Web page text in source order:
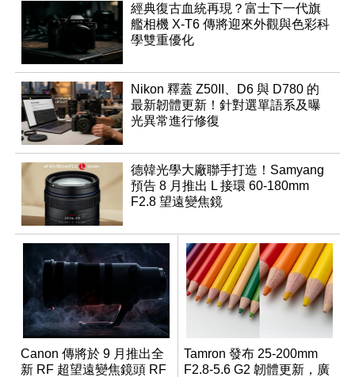
經典復古血統再現？富士下一代旗
艦相機 X-T6 傳將迎來外觀與色彩科
學雙重優化
Nikon 釋蓋 Z50II、D6 與 D780 的
最新韌體更新！針對選單語系及曝
光異常進行修復
德韓光學大廠聯手打造！Samyang
預告 8 月推出 L 接環 60-180mm
F2.8 望遠變焦鏡
Canon 傳將於 9 月推出全
新 RF 超望遠變焦鏡頭 RF
Tamron 發布 25-200mm
F2.8-5.6 G2 韌體更新，廣